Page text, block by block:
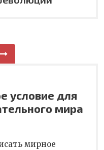
условие для
мира
мирное